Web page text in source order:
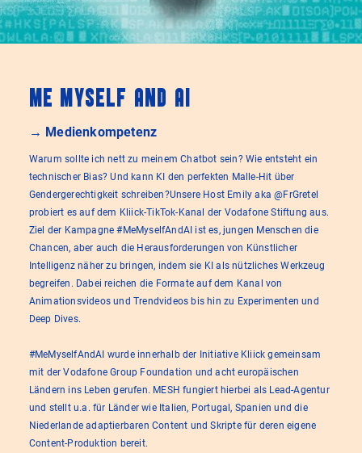
Me Myself And AI
→ Medienkompetenz
Warum sollte ich nett zu meinem Chatbot sein? Wie entsteht ein
technischer Bias? Und kann KI den perfekten Malle-Hit über
Gendergerechtigkeit schreiben?Unsere Host Emily aka @FrGretel
probiert es auf dem Kliick-TikTok-Kanal der Vodafone Stiftung aus.
Ziel der Kampagne #MeMyselfAndAI ist es, jungen Menschen die
Chancen, aber auch die Herausforderungen von Künstlicher
Intelligenz näher zu bringen, indem sie KI als nützliches Werkzeug
begreifen. Dabei reichen die Formate auf dem Kanal von
Animationsvideos und Trendvideos bis hin zu Experimenten und
Deep Dives.
#MeMyselfAndAI wurde innerhalb der Initiative Kliick gemeinsam
mit der Vodafone Group Foundation und acht europäischen
Ländern ins Leben gerufen. MESH fungiert hierbei als Lead-Agentur
und stellt u.a. für Länder wie Italien, Portugal, Spanien und die
Niederlande adaptierbaren Content und Skripte für deren eigene
Content-Produktion bereit.